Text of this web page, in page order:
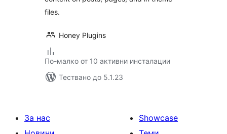
files.
Honey Plugins
По-малко от 10 активни инсталации
Тествано до 5.1.23
За нас
Showcase